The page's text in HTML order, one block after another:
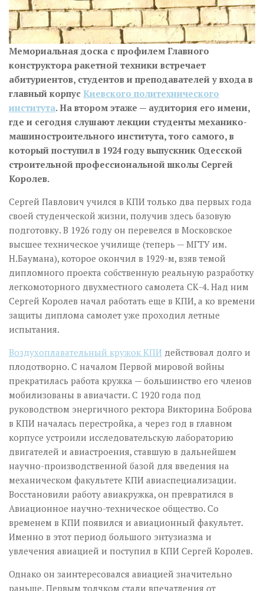
Мемориальная доска с профилем Главного
конструктора ракетной техники встречает
абитуриентов, студентов и преподавателей у входа в
главный корпус Киевского политехнического
института. На втором этаже — аудитория его имени,
где и сегодня слушают лекции студенты механико-
машиностроительного института, того самого, в
который поступил в 1924 году выпускник Одесской
строительной профессиональной школы Сергей
Королев.
Сергей Павлович учился в КПИ только два первых года
своей студенческой жизни, получив здесь базовую
подготовку. В 1926 году он перевелся в Московское
высшее техническое училище (теперь — МГТУ им.
Н.Баумана), которое окончил в 1929-м, взяв темой
дипломного проекта собственную реальную разработку
легкомоторного двухместного самолета СК-4. Над ним
Сергей Королев начал работать еще в КПИ, а ко времени
защиты диплома самолет уже проходил летные
испытания.
Воздухоплавательный кружок КПИ действовал долго и
плодотворно. С началом Первой мировой войны
прекратилась работа кружка — большинство его членов
мобилизованы в авиачасти. С 1920 года под
руководством энергичного ректора Викторина Боброва
в КПИ началась перестройка, а через год в главном
корпусе устроили исследовательскую лабораторию
двигателей и авиастроения, ставшую в дальнейшем
научно-производственной базой для введения на
механическом факультете КПИ авиаспециализации.
Восстановили работу авиакружка, он превратился в
Авиационное научно-техническое общество. Со
временем в КПИ появился и авиационный факультет.
Именно в этот период большого энтузиазма и
увлечения авиацией и поступил в КПИ Сергей Королев.
Однако он заинтересовался авиацией значительно
раньше. Первым толчком стали впечатления от